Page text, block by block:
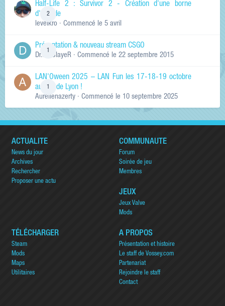
2
Half-Life 2 : Survivor 2 - Création d'une borne
d'arcade
levelkro · Commencé le 5 avril
Présentation & nouveau stream CSGO
Dr.KinSlayeR · Commencé le 22 septembre 2015
LAN'Oween 2025 – LAN Fun les 17-18-19 octobre
au sud de Lyon !
Aurelienazerty · Commencé le 10 septembre 2025
ACTUALITÉ
News du jour
Archives
Rechercher
Proposer une actu
COMMUNAUTÉ
Forum
Soirée de jeu
Membres
JEUX
Jeux Valve
Mods
TÉLÉCHARGER
Steam
Mods
Maps
Utilitaires
A PROPOS
Présentation et histoire
Le staff de Vossey.com
Partenariat
Rejoindre le staff
Contact